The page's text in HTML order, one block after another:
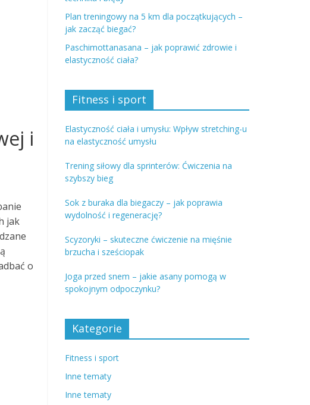
i
jak
o
Plan treningowy na 5 km dla początkujących –
jak zacząć biegać?
Paschimottanasana – jak poprawić zdrowie i
elastyczność ciała?
Fitness i sport
Elastyczność ciała i umysłu: Wpływ stretching-u
na elastyczność umysłu
Trening siłowy dla sprinterów: Ćwiczenia na
szybszy bieg
Sok z buraka dla biegaczy – jak poprawia
wydolność i regenerację?
Scyzoryki – skuteczne ćwiczenie na mięśnie
brzucha i sześciopak
Joga przed snem – jakie asany pomogą w
spokojnym odpoczynku?
Kategorie
Fitness i sport
Inne tematy
Inne tematy